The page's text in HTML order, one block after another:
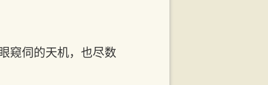
窥伺的天机，也尽数